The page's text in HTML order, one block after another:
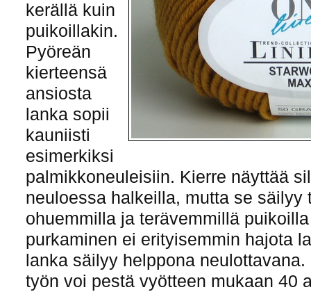
kerällä kuin
puikoillakin.
Pyöreän
kierteensä
ansiosta
lanka sopii
kauniisti
esimerkiksi
palmikkoneuleisiin. Kierre näyttää
neuloessa halkeilla, mutta se säilyy
ohuemmilla ja terävemmillä
purkaminen ei erityisemmin hajota
lanka säilyy helppona
työn voi pestä vyötteen mukaan 40